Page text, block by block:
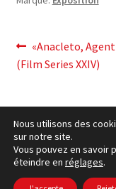
post
navigation
Post
précédent:
«Anacleto,
(Film Series XXIV)
cookies Politique–
Nous utilisons des
sur notre site.
Vous pouvez en savoir
éteindre en réglages.